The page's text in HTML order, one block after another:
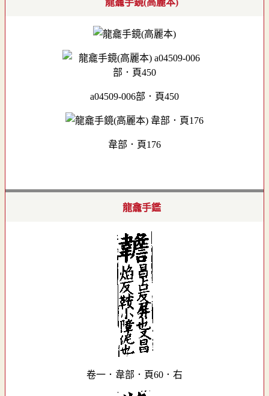
a04509-006部．頁450
韋部．頁176
龍龕手鑑
卷一．韋部．頁60．右